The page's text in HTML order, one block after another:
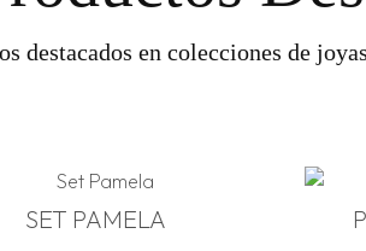
destacados en colecciones de
SET PAMELA